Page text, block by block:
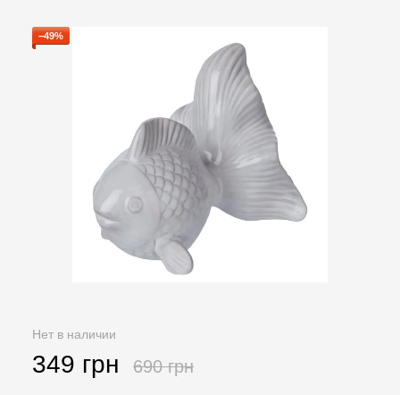
−49%
Нет в наличии
349 грн 690 грн